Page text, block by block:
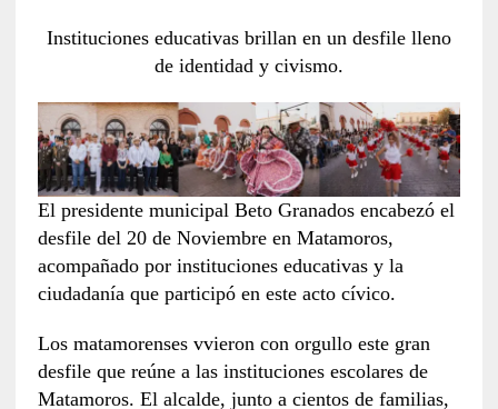
Instituciones educativas brillan en un desfile lleno
de identidad y civismo.
El presidente municipal Beto Granados encabezó el
desfile del 20 de Noviembre en Matamoros,
acompañado por instituciones educativas y la
ciudadanía que participó en este acto cívico.
Los matamorenses vvieron con orgullo este gran
desfile que reúne a las instituciones escolares de
Matamoros. El alcalde, junto a cientos de familias,